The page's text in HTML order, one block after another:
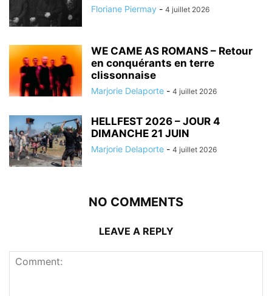
Floriane Piermay - 4 juillet 2026
WE CAME AS ROMANS – Retour
en conquérants en terre
clissonnaise
Marjorie Delaporte - 4 juillet 2026
HELLFEST 2026 – JOUR 4
DIMANCHE 21 JUIN
Marjorie Delaporte - 4 juillet 2026
NO COMMENTS
LEAVE A REPLY